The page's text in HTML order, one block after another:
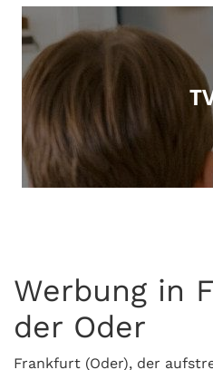
Werbung in
der Oder
Frankfurt (Oder), der